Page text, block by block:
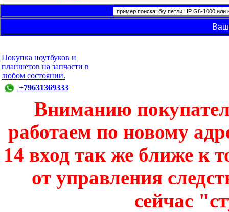
Покупка ноутбуков и
планшетов на запчасти в
любом состоянии.
+79631369333
Вниманию
работаем по новому
14 вход так же ближе к
от управления
сейчас